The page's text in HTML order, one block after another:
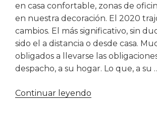
en casa confortable, zonas de
en nuestra decoración. El 2020
cambios. El más significativo, sin
sido el a distancia o desde casa.
obligados a llevarse las
despacho, a su hogar. Lo que, a su
Continuar leyendo